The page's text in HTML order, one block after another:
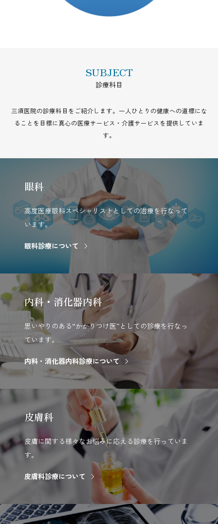
SUBJECT
診療科目
三須医院の診療科目をご紹介します。一人ひとりの健康への道標にな
ることを目標に真心の医療サービス・介護サービスを提供していま
す。
眼科
高度医療眼科スペシャリストとしての治療を行なって
います。
眼科診療について
内科・消化器内科
思いやりのある“かかりつけ医”としての診療を行なっ
ています。
内科・消化器内科診療について
皮膚科
皮膚に関する様々なお悩みに応える診療を行っていま
す。
皮膚科診療について